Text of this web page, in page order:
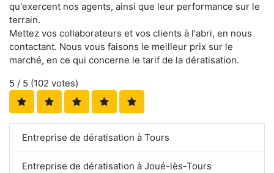
qu'exercent nos agents, ainsi que leur performance sur le
terrain.
Mettez vos collaborateurs et vos clients à l'abri, en nous
contactant. Nous vous faisons le meilleur prix sur le
marché, en ce qui concerne le tarif de la dératisation.
5 / 5 (102 votes)
Entreprise de dératisation à Tours
Entreprise de dératisation à Joué-lès-Tours